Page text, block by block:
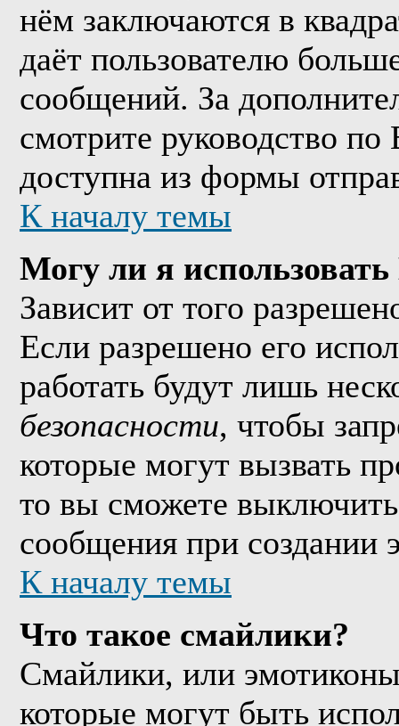
нём заключаются в
даёт пользователю
сообщений. За
смотрите руководство
доступна из формы
К началу темы
Могу ли я
Зависит от того
Если разрешено его
работать будут лишь
безопасности, чтобы
которые могут вызвать
то вы сможете выключить
сообщения при создании
К началу темы
Что такое смайлики?
Смайлики, или
которые могут быть